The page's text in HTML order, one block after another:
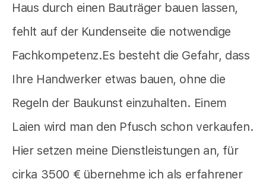
Haus durch einen Bauträger bauen lassen,
fehlt auf der Kundenseite die notwendige
Fachkompetenz.Es besteht die Gefahr, dass
Ihre Handwerker etwas bauen, ohne die
Regeln der Baukunst einzuhalten. Einem
Laien wird man den Pfusch schon verkaufen.
Hier setzen meine Dienstleistungen an, für
cirka 3500 € übernehme ich als erfahrener